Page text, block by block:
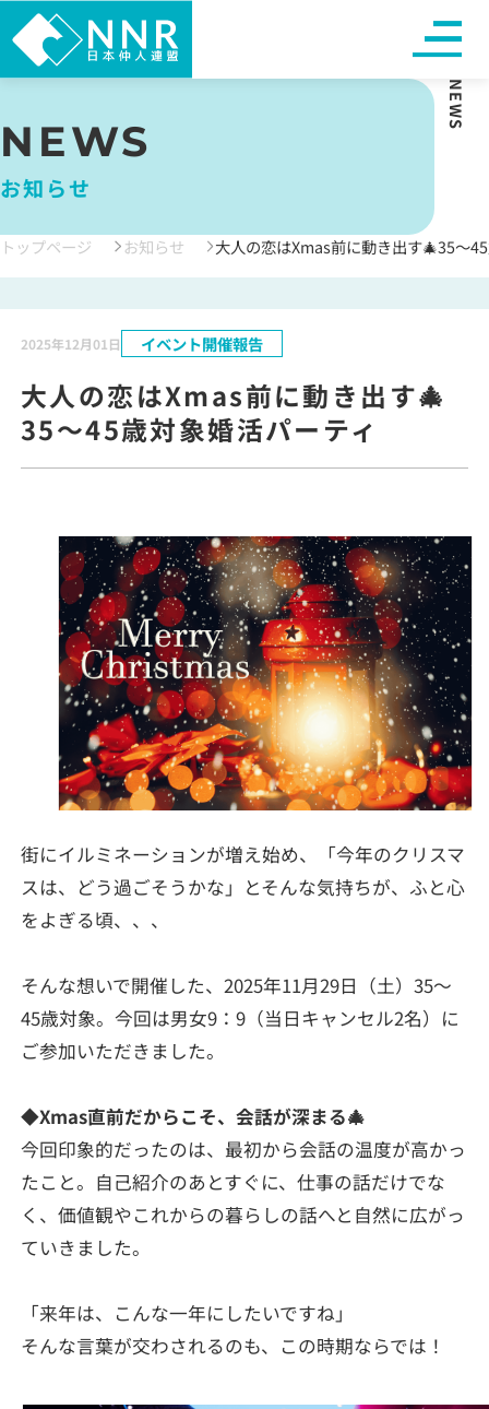
NEWS
お知らせ
NEWS
トップページ お知らせ 大人の恋はXmas前に動き出す🎄35～
2025年12月01日 イベント開催報告
大人の恋はXmas前に動き出す🎄
35～45歳対象婚活パーティ
街にイルミネーションが増え始め、「今年のクリスマ
スは、どう過ごそうかな」とそんな気持ちが、ふと心
をよぎる頃、、、
そんな想いで開催した、2025年11月29日（土）35～
45歳対象。今回は男女9：9（当日キャンセル2名）に
ご参加いただきました。
◆Xmas直前だからこそ、会話が深まる🎄
今回印象的だったのは、最初から会話の温度が高かっ
たこと。自己紹介のあとすぐに、仕事の話だけでな
く、価値観やこれからの暮らしの話へと自然に広がっ
ていきました。
「来年は、こんな一年にしたいですね」
そんな言葉が交わされるのも、この時期ならでは！